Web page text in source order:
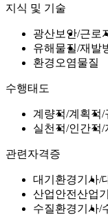
지식 및 기술
광산보안 근로
유해물질 재발
환경오염물질
수행태도
계량적 계획적
실천적 인간적
관련자격증
대기환경기사
산업안전산업
수질환경기사